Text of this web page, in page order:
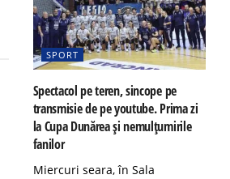
SPORT
Spectacol pe teren, sincope pe
transmisie de pe youtube. Prima zi
la Cupa Dunărea și nemulțumirile
fanilor
Miercuri seara, în Sala